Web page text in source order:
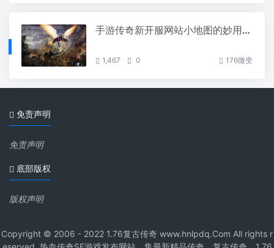
手游传奇新开服网站小地图的妙用你都知道吗
1,467 0 176微变
免责声明
免责声明
底部版权
版权声明
Copyright © 2006 - 2022 1.76复古传奇 www.hnlpdq.Com All rights r